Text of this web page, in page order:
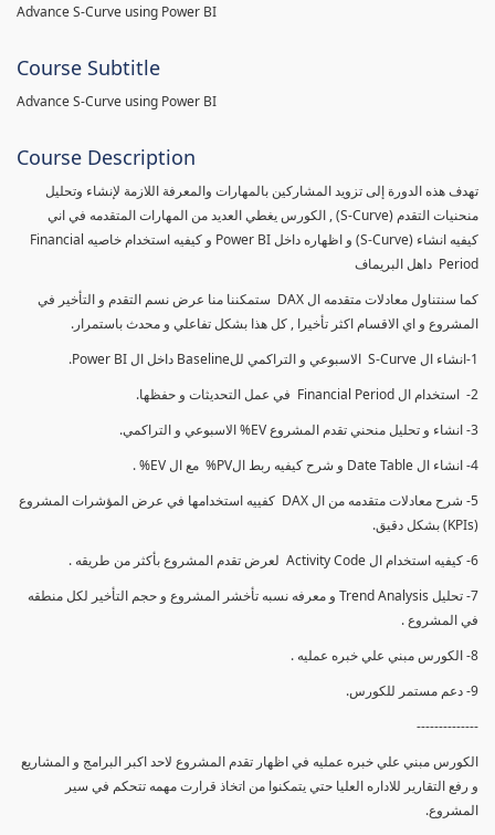
Advance S-Curve using Power BI
Course Subtitle
Advance S-Curve using Power BI
Course Description
تهدف هذه الدورة إلى تزويد المشاركين بالمهارات والمعرفة اللازمة لإنشاء وتحليل
منحنيات التقدم (S-Curve) , الكورس يغطي العديد من المهارات المتقدمه في اني
كيفيه انشاء (S-Curve) و اظهاره داخل Power BI و كيفيه استخدام خاصيه Financial
Period داهل البريماف
كما سنتناول معادلات متقدمه ال DAX ستمكننا منا عرض نسم التقدم و التأخير في
المشروع و اي الاقسام اكثر تأخيرا , كل هذا بشكل تفاعلي و محدث باستمرار.
1-انشاء ال S-Curve الاسبوعي و التراكمي للBaseline داخل ال Power BI.
2- استخدام ال Financial Period في عمل التحديثات و حفظها.
3- انشاء و تحليل منحني تقدم المشروع EV% الاسبوعي و التراكمي.
4- انشاء ال Date Table و شرح كيفيه ربط الPV% مع ال EV% .
5- شرح معادلات متقدمه من ال DAX كفييه استخدامها في عرض المؤشرات المشروع
(KPIs) بشكل دقيق.
6- كيفيه استخدام ال Activity Code لعرض تقدم المشروع بأكثر من طريقه .
7- تحليل Trend Analysis و معرفه نسبه تأخشر المشروع و حجم التأخير لكل منطقه
في المشروع .
8- الكورس مبني علي خبره عمليه .
9- دعم مستمر للكورس.
--------------
الكورس مبني علي خبره عمليه في اظهار تقدم المشروع لاحد اكبر البرامج و المشاريع
و رفع التقارير للاداره العليا حتي يتمكنوا من اتخاذ قرارت مهمه تتحكم في سير
المشروع.